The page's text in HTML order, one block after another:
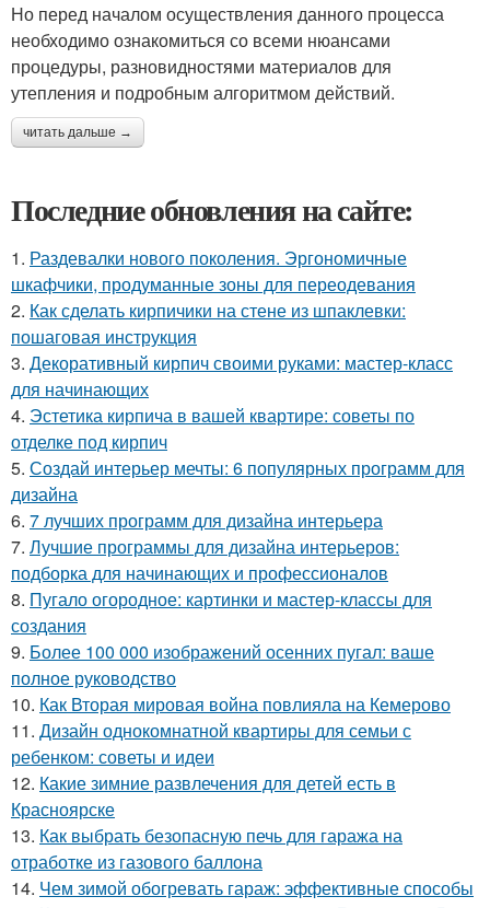
Но перед началом осуществления данного процесса
необходимо ознакомиться со всеми нюансами
процедуры, разновидностями материалов для
утепления и подробным алгоритмом действий.
читать дальше →
Последние обновления на сайте:
1. Раздевалки нового поколения. Эргономичные
шкафчики, продуманные зоны для переодевания
2. Как сделать кирпичики на стене из шпаклевки:
пошаговая инструкция
3. Декоративный кирпич своими руками: мастер-класс
для начинающих
4. Эстетика кирпича в вашей квартире: советы по
отделке под кирпич
5. Создай интерьер мечты: 6 популярных программ для
дизайна
6. 7 лучших программ для дизайна интерьера
7. Лучшие программы для дизайна интерьеров:
подборка для начинающих и профессионалов
8. Пугало огородное: картинки и мастер-классы для
создания
9. Более 100 000 изображений осенних пугал: ваше
полное руководство
10. Как Вторая мировая война повлияла на Кемерово
11. Дизайн однокомнатной квартиры для семьи с
ребенком: советы и идеи
12. Какие зимние развлечения для детей есть в
Красноярске
13. Как выбрать безопасную печь для гаража на
отработке из газового баллона
14. Чем зимой обогревать гараж: эффективные способы